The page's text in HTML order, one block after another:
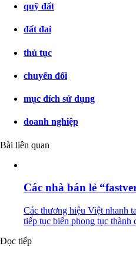
quỹ đất
đất đai
thủ tục
chuyển đổi
mục đích sử dụng
doanh nghiệp
Bài liên quan
Các nhà bán lẻ
Các thương hiệu Việt nhanh
tiếp tục biến phong tục thành
Đọc tiếp